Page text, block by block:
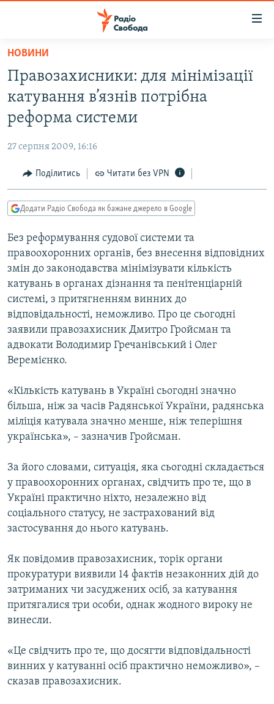
Перейти
основного
матеріалу
Перейти
до
основної
навігації
Перейти
до
пошуку
ВСЕ ЗА ДОБУ
СТАТТІ
ЕКОНОМІКА
СУСПІЛЬСТВО
УКРАЇНА
СВІТ
РОСІЙСЬКА «ФІЛЬТРАЦІЯ»
ДОНБАС.РЕАЛІЇ
ТИ ЯК?
СХЕМИ
КИТАЙ.ВИКЛИКИ
МУЛЬТИМЕДІА
ФОТО
СПЕЦПРОЄКТИ
ПОДКАСТИ
РУС
УКР
КТАТ
Усі сайти RFE/RL
НОВИНИ
Правозахисники: для мінімізації
катування в’язнів потрібна
реформа системи
27 серпня 2009, 16:16
Поділитись Читати без VPN
Додати Радіо Свобода як бажане джерело в Google
Без реформування судової системи та
правоохоронних органів, без внесення відповідних
змін до законодавства мінімізувати кількість
катувань в органах дізнання та пенітенціарній
системі, з притягненням винних до
відповідальності, неможливо. Про це сьогодні
заявили правозахисник Дмитро Гройсман та
адвокати Володимир Гречанівський і Олег
Веремієнко.
«Кількість катувань в Україні сьогодні значно
більша, ніж за часів Радянської України, радянська
міліція катувала значно менше, ніж теперішня
українська», – зазначив Гройсман.
За його словами, ситуація, яка сьогодні складається
у правоохоронних органах, свідчить про те, що в
Україні практично ніхто, незалежно від
соціального статусу, не застрахований від
застосування до нього катувань.
Як повідомив правозахисник, торік органи
прокуратури виявили 14 фактів незаконних дій до
затриманих чи засуджених осіб, за катування
притягалися три особи, однак жодного вироку не
винесли.
«Це свідчить про те, що досягти відповідальності
винних у катуванні осіб практично неможливо», –
сказав правозахисник.